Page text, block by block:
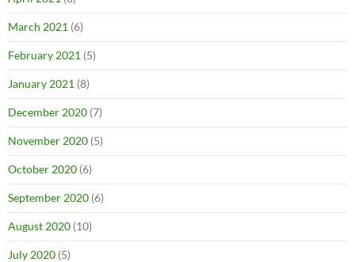
March 2021 (6)
February 2021 (5)
January 2021 (8)
December 2020 (7)
November 2020 (5)
October 2020 (6)
September 2020 (6)
August 2020 (10)
July 2020 (5)